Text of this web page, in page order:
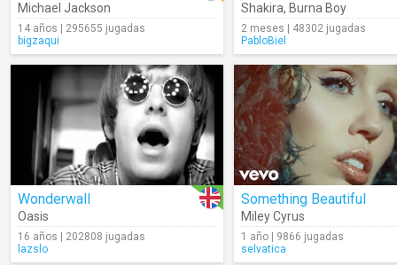
Michael Jackson
14 años | 295655 jugadas
bigzaqui
Shakira, Burna Boy
2 meses | 48302 jugadas
PabloBiel
Wonderwall
Oasis
16 años | 202808 jugadas
lazslo
Something Beautiful
Miley Cyrus
1 año | 9866 jugadas
selvatica